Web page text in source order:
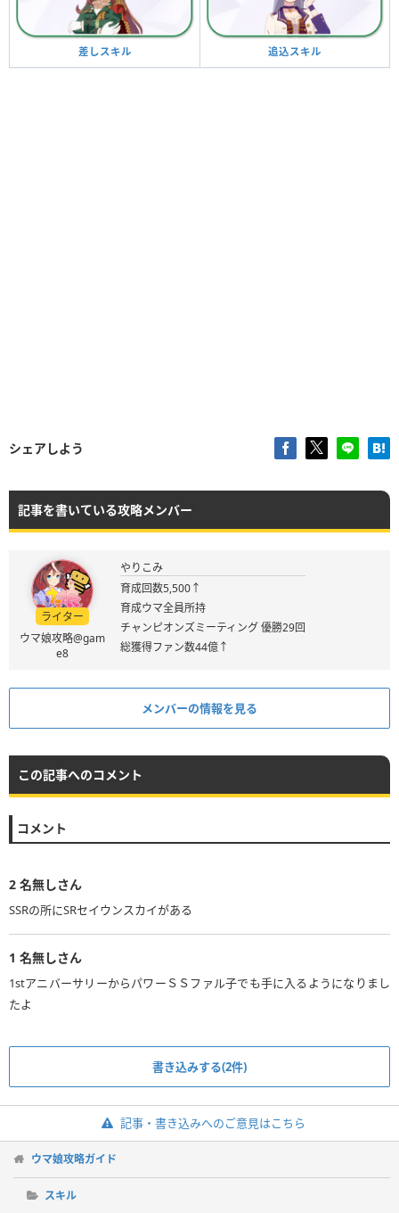
差しスキル 追込スキル
シェアしよう
記事を書いている攻略メンバー
ライター
ウマ娘攻略@gam
e8
やりこみ
育成回数5,500↑
育成ウマ全員所持
チャンピオンズミーティング 優勝29回
総獲得ファン数44億↑
メンバーの情報を見る
この記事へのコメント
コメント
2 名無しさん
SSRの所にSRセイウンスカイがある
1 名無しさん
1stアニバーサリーからパワーＳＳファル子でも手に入るようになりまし
たよ
書き込みする(2件)
記事・書き込みへのご意見はこちら
ウマ娘攻略ガイド
スキル